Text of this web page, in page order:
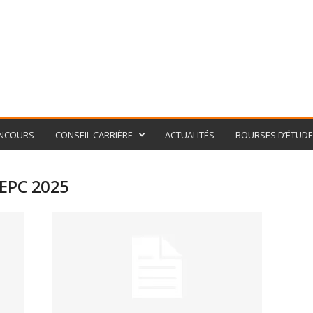
CONSEIL CARRIÈRE ACTUALITÉS BOURSES
2025